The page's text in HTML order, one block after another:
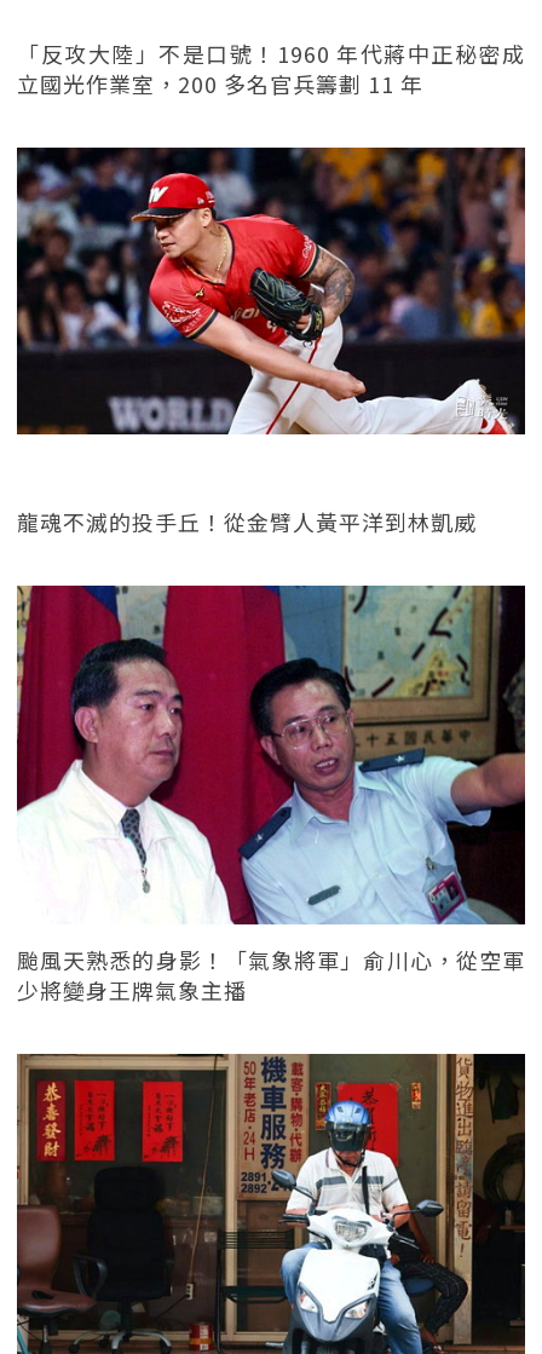
「反攻大陸」不是口號！1960 年代蔣中正秘密成
立國光作業室，200 多名官兵籌劃 11 年
龍魂不滅的投手丘！從金臂人黃平洋到林凱威
颱風天熟悉的身影！「氣象將軍」俞川心，從空軍
少將變身王牌氣象主播